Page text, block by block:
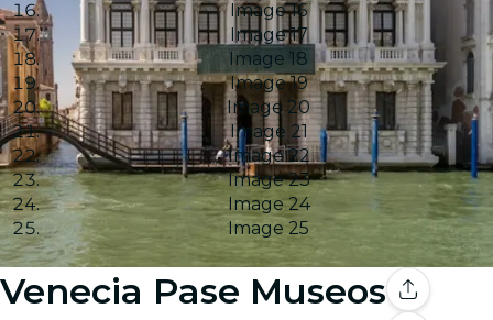
Image 16
Image 17
Image 18
Image 19
Image 20
Image 21
Image 22
Image 23
Image 24
Image 25
Venecia Pase Museos